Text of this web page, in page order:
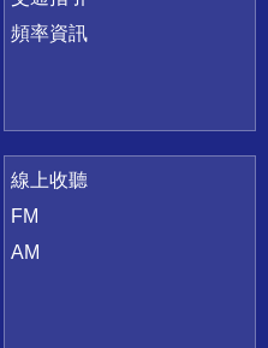
頻率資訊
線上收聽
FM
AM